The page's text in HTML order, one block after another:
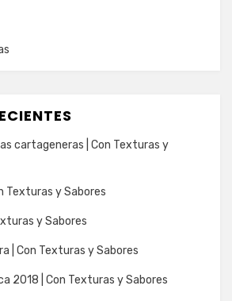
cartageneras | Con Texturas y
Texturas y Sabores
y Sabores
| Con Texturas y Sabores
2018 | Con Texturas y Sabores